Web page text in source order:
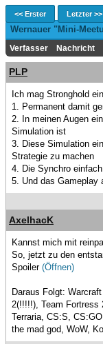
<< Erster Letzter >>
Wernauer "Mini-
Verfasser Nachricht
PLP
Ich mag Stronghold
1. Permanent damit
2. In meinen Augen
Simulation ist
3. Diese Simulation
Strategie zu machen
4. Die Synchro
5. Und das Gameplay
AxelhacK
Kannst mich mit
So, jetzt zu den
Spoiler (Öffnen)
Daraus Folgt:
2(!!!!!), Team Fortress
Terraria, CS:S,
the mad god, WoW,